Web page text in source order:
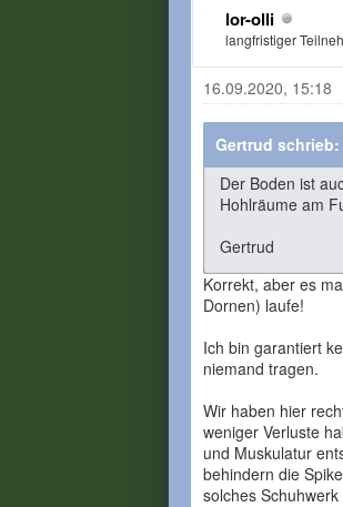
lor-olli
langfristiger
16.09.2020, 15:18
Gertrud schrieb:
Der Boden ist
Hohlräume am
Gertrud
Korrekt, aber es
Dornen) laufe!
Ich bin garantiert
niemand tragen.
Wir haben hier
weniger Verluste
und Muskulatur
behindern die
solches